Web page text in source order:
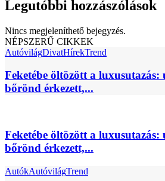
Legutóbbi hozzászólások
Nincs megjeleníthető bejegyzés.
NÉPSZERŰ CIKKEK
AutóvilágDivatHírekTrend
Feketébe öltözött a luxusutazás:
bőrönd érkezett,...
Feketébe öltözött a luxusutazás:
bőrönd érkezett,...
AutókAutóvilágTrend